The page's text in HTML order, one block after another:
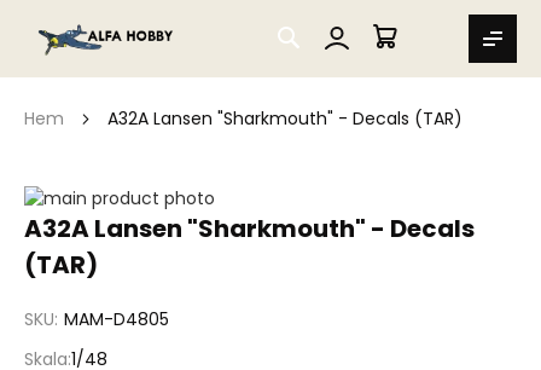
SEARCH
MIN VARUKORG
Hem A32A Lansen "Sharkmouth" - Decals (TAR)
A32A Lansen "Sharkmouth" - Decals
(TAR)
SKU MAM-D4805
Skala 1/48
Hoppa
till
slutet
av
Hoppa
till
början
bildgalleriet